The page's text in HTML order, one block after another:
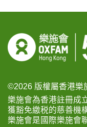
©2026 版權屬香港樂
樂施會為香港註冊成
獲豁免繳税的慈善機
樂施會是國際樂施會